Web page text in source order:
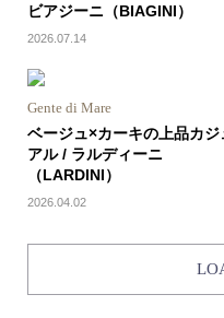
ビアジーニ（BIAGINI）
2026.07.14
Gente di Mare
ベージュ×カーキの上品カジ
アル / ラルディーニ
（LARDINI）
2026.04.02